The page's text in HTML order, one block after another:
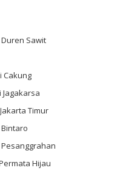
Duren Sawit
Cakung
Jagakarsa
Timur
Bintaro
Pesanggrahan
Hijau